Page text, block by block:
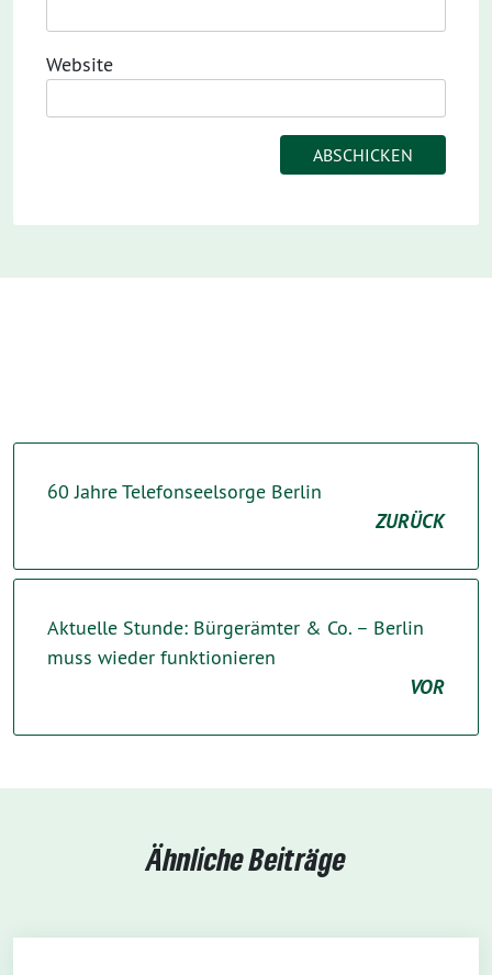
Website
60 Jahre Telefonseelsorge Berlin
ZURÜCK
Aktuelle Stunde: Bürgerämter & Co. – Berlin
muss wieder funktionieren
VOR
Ähnliche Beiträge